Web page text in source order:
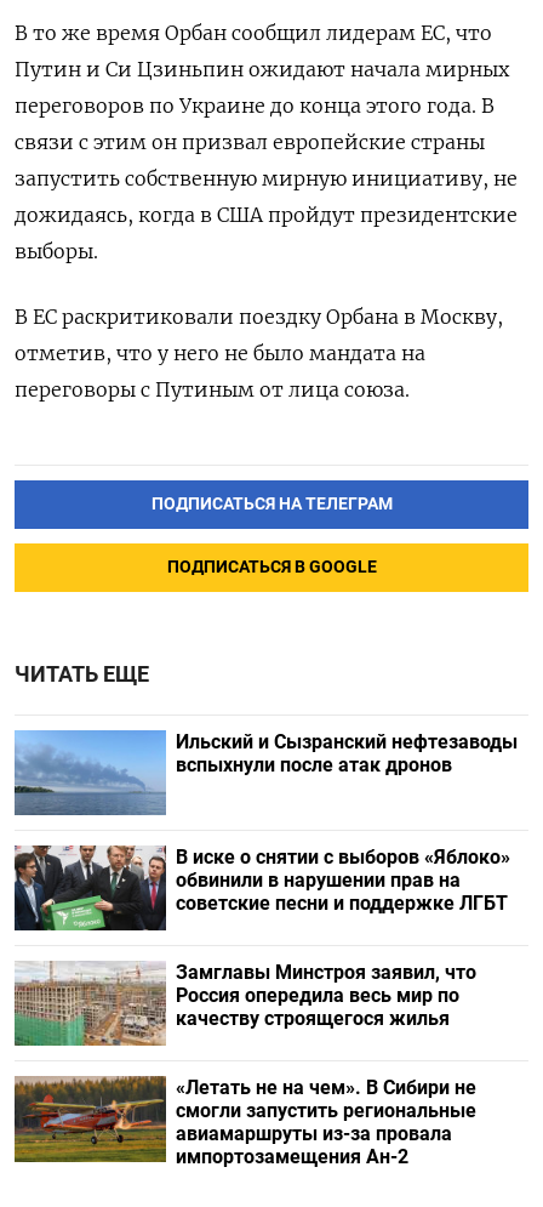
В то же время Орбан сообщил лидерам ЕС, что
Путин и Си Цзиньпин ожидают начала мирных
переговоров по Украине до конца этого года. В
связи с этим он призвал европейские страны
запустить собственную мирную инициативу, не
дожидаясь, когда в США пройдут президентские
выборы.
В ЕС раскритиковали поездку Орбана в Москву,
отметив, что у него не было мандата на
переговоры с Путиным от лица союза.
ПОДПИСАТЬСЯ НА ТЕЛЕГРАМ
ПОДПИСАТЬСЯ В GOOGLE
ЧИТАТЬ ЕЩЕ
Ильский и Сызранский нефтезаводы
вспыхнули после атак дронов
В иске о снятии с выборов «Яблоко»
обвинили в нарушении прав на
советские песни и поддержке ЛГБТ
Замглавы Минстроя заявил, что
Россия опередила весь мир по
качеству строящегося жилья
«Летать не на чем». В Сибири не
смогли запустить региональные
авиамаршруты из-за провала
импортозамещения Ан-2